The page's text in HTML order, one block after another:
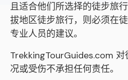
且适合他们所选择的徒步旅
拔地区徒步旅行，则必须在
专业人员的建议。
TrekkingTourGuides.com
况或受伤不承担任何责任。